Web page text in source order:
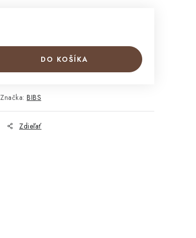
DO KOŠÍKA
Značka: BIBS
Zdieľať